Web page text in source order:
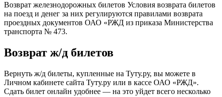
Возврат железнодорожных билетов Условия возврата билетов
на поезд и денег за них регулируются правилами возврата
проездных документов ОАО «РЖД из приказа Министерства
транспорта № 473.
Возврат ж/д билетов
Вернуть ж/д билеты, купленные на Туту.ру, вы можете в
Личном кабинете сайта Туту.ру или в кассе ОАО «РЖД».
Сдать билет онлайн удобнее — на это уйдет всего несколько